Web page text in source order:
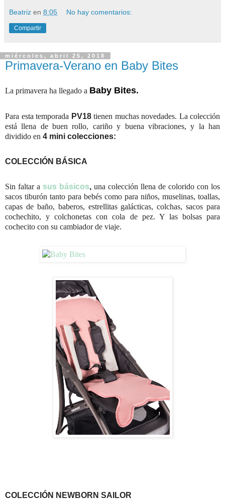
Beatriz en 8:05 No hay comentarios:
Compartir
miércoles, abril 25, 2018
Primavera-Verano en Baby Bites
La primavera ha llegado a Baby Bites.
Para esta temporada PV18 tienen muchas novedades. La colección
está llena de buen rollo, cariño y buena vibraciones, y la han
dividido en 4 mini colecciones:
COLECCIÓN BÁSICA
Sin faltar a sus básicos, una colección llena de colorido con los
sacos tiburón tanto para bebés como para niños, muselinas, toallas,
capas de baño, baberos, estrellitas galácticas, colchas, sacos para
cochechito, y colchonetas con cola de pez. Y las bolsas para
cochecito con su cambiador de viaje.
COLECCIÓN NEWBORN SAILOR